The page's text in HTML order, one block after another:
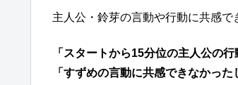
主人公・鈴芽の言動や行動に共感で
「スタートから15分位の主人公の
「すずめの言動に共感できなかっ